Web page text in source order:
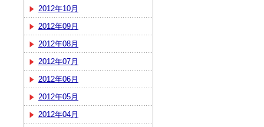
2012年10月
2012年09月
2012年08月
2012年07月
2012年06月
2012年05月
2012年04月